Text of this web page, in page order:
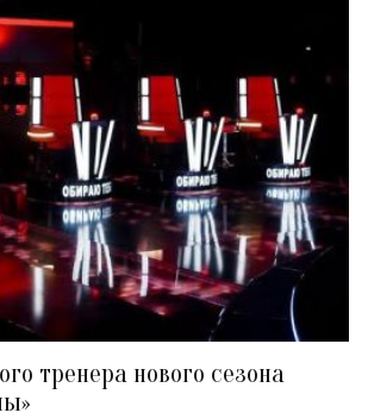
тренера нового сезона